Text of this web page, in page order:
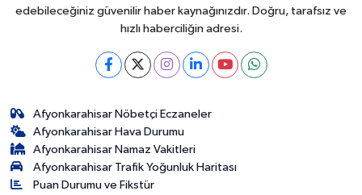
edebileceğiniz güvenilir haber kaynağınızdır. Doğru, tarafsız ve
hızlı haberciliğin adresi.
Afyonkarahisar Nöbetçi Eczaneler
Afyonkarahisar Hava Durumu
Afyonkarahisar Namaz Vakitleri
Afyonkarahisar Trafik Yoğunluk Haritası
Puan Durumu ve Fikstür